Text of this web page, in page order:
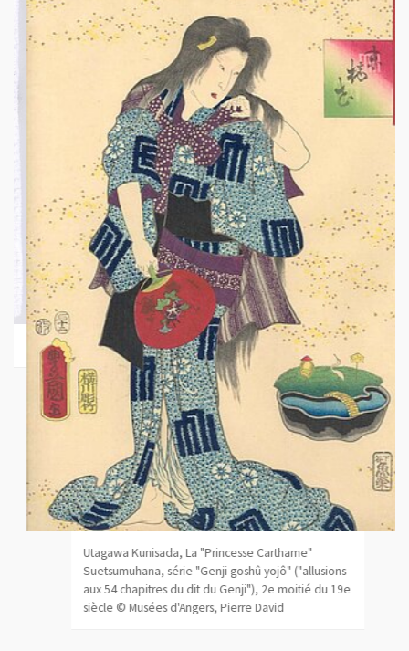
Utagawa Kunisada, La "Princesse Carthame"
Suetsumuhana, série "Genji goshû yojô" ("allusions
aux 54 chapitres du dit du Genji"), 2e moitié du 19e
siècle © Musées d'Angers, Pierre David